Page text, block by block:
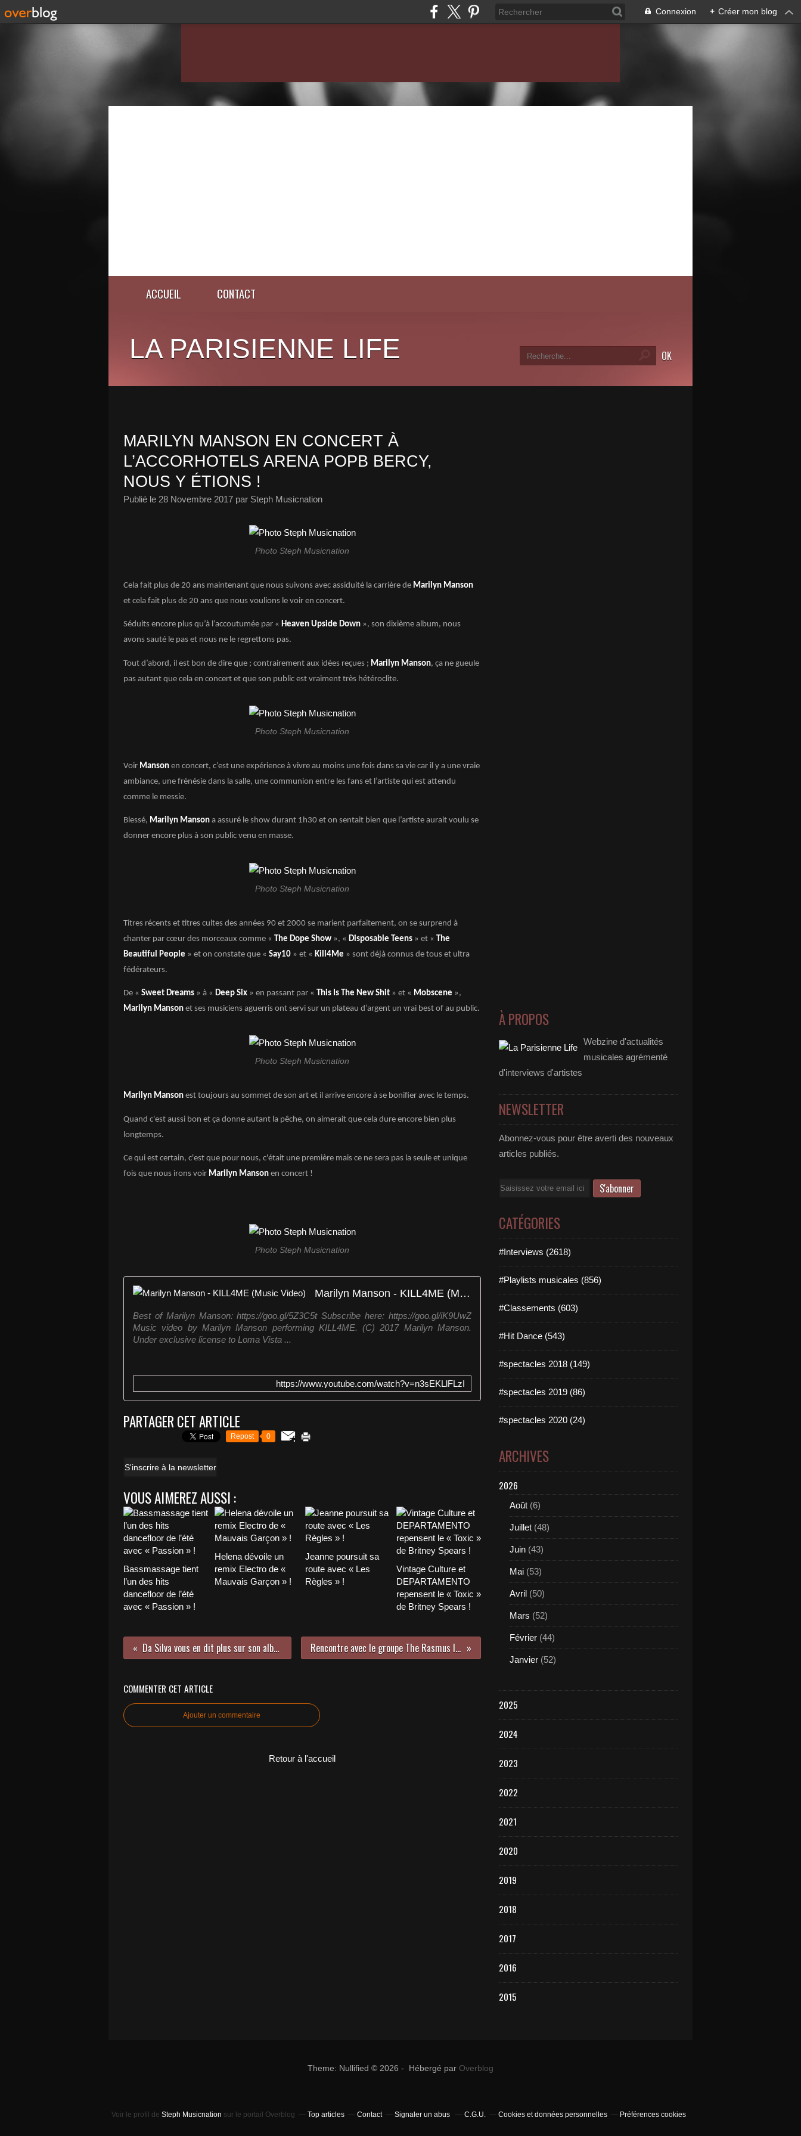
Connexion + Créer mon blog
ACCUEIL CONTACT
LA PARISIENNE LIFE
MARILYN MANSON EN CONCERT À
L’ACCORHOTELS ARENA POPB BERCY,
NOUS Y ÉTIONS !
Publié le 28 Novembre 2017 par Steph Musicnation
Photo Steph Musicnation
Cela fait plus de 20 ans maintenant que nous suivons avec assiduité la carrière de Marilyn Manson
et cela fait plus de 20 ans que nous voulions le voir en concert.
Séduits encore plus qu’à l’accoutumée par « Heaven Upside Down », son dixième album, nous
avons sauté le pas et nous ne le regrettons pas.
Tout d’abord, il est bon de dire que ; contrairement aux idées reçues ; Marilyn Manson, ça ne gueule
pas autant que cela en concert et que son public est vraiment très hétéroclite.
Photo Steph Musicnation
Voir Manson en concert, c’est une expérience à vivre au moins une fois dans sa vie car il y a une vraie
ambiance, une frénésie dans la salle, une communion entre les fans et l’artiste qui est attendu
comme le messie.
Blessé, Marilyn Manson a assuré le show durant 1h30 et on sentait bien que l’artiste aurait voulu se
donner encore plus à son public venu en masse.
Photo Steph Musicnation
Titres récents et titres cultes des années 90 et 2000 se marient parfaitement, on se surprend à
chanter par cœur des morceaux comme « The Dope Show », « Disposable Teens » et « The
Beautiful People » et on constate que « Say10 » et « Kill4Me » sont déjà connus de tous et ultra
fédérateurs.
De « Sweet Dreams » à « Deep Six » en passant par « This Is The New Shit » et « Mobscene »,
Marilyn Manson et ses musiciens aguerris ont servi sur un plateau d’argent un vrai best of au public.
Photo Steph Musicnation
Marilyn Manson est toujours au sommet de son art et il arrive encore à se bonifier avec le temps.
Quand c'est aussi bon et ça donne autant la pêche, on aimerait que cela dure encore bien plus
longtemps.
Ce qui est certain, c'est que pour nous, c'était une première mais ce ne sera pas la seule et unique
fois que nous irons voir Marilyn Manson en concert !
Photo Steph Musicnation
Marilyn Manson - KILL4ME (Music Video)
Best of Marilyn Manson: https://goo.gl/5Z3C5t Subscribe here: https://goo.gl/iK9UwZ
Music video by Marilyn Manson performing KILL4ME. (C) 2017 Marilyn Manson.
Under exclusive license to Loma Vista ...
https://www.youtube.com/watch?v=n3sEKLlFLzI
PARTAGER CET ARTICLE
Repost 0
S'inscrire à la newsletter
VOUS AIMEREZ AUSSI :
Bassmassage tient
l’un des hits
dancefloor de l’été
avec « Passion » !
Helena dévoile un
remix Electro de «
Mauvais Garçon » !
Jeanne poursuit sa
route avec « Les
Règles » !
Vintage Culture et
DEPARTAMENTO
repensent le « Toxic »
de Britney Spears !
Da Silva vous en dit plus sur son album « L’Aventure » paru au printemps ! Rencontre avec le groupe The Rasmus lors de leur concert récent au Trabendo !
COMMENTER CET ARTICLE
Ajouter un commentaire
Retour à l'accueil
À PROPOS
Webzine d'actualités
musicales agrémenté
d'interviews d'artistes
NEWSLETTER
Abonnez-vous pour être averti des nouveaux
articles publiés.
Email
CATÉGORIES
#Interviews (2618)
#Playlists musicales (856)
#Classements (603)
#Hit Dance (543)
#spectacles 2018 (149)
#spectacles 2019 (86)
#spectacles 2020 (24)
ARCHIVES
2026
Août (6)
Juillet (48)
Juin (43)
Mai (53)
Avril (50)
Mars (52)
Février (44)
Janvier (52)
2025
2024
2023
2022
2021
2020
2019
2018
2017
2016
2015
Theme: Nullified © 2026 - Hébergé par Overblog
Voir le profil de Steph Musicnation sur le portail Overblog Top articles Contact Signaler un abus C.G.U. Cookies et données personnelles Préférences cookies